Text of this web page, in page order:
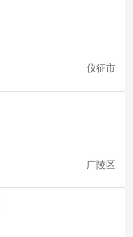
仪征市
广陵区